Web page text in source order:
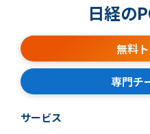
日経の
無料
専門チ
サービス